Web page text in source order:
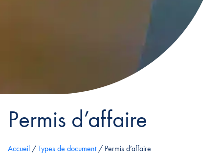
Permis d’affaire
Accueil /Types de document/ Permis d’affaire